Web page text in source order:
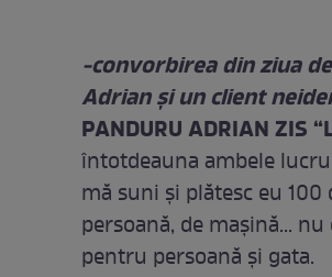
-convorbirea din ziua
Adrian şi un client
PANDURU ADRIAN ZIS
întotdeauna ambele
mă suni şi plătesc eu
persoană, de maşină...
pentru persoană şi gata.